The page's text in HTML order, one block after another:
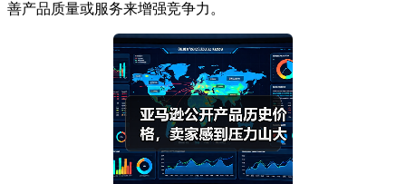
善产品质量或服务来增强竞争力。